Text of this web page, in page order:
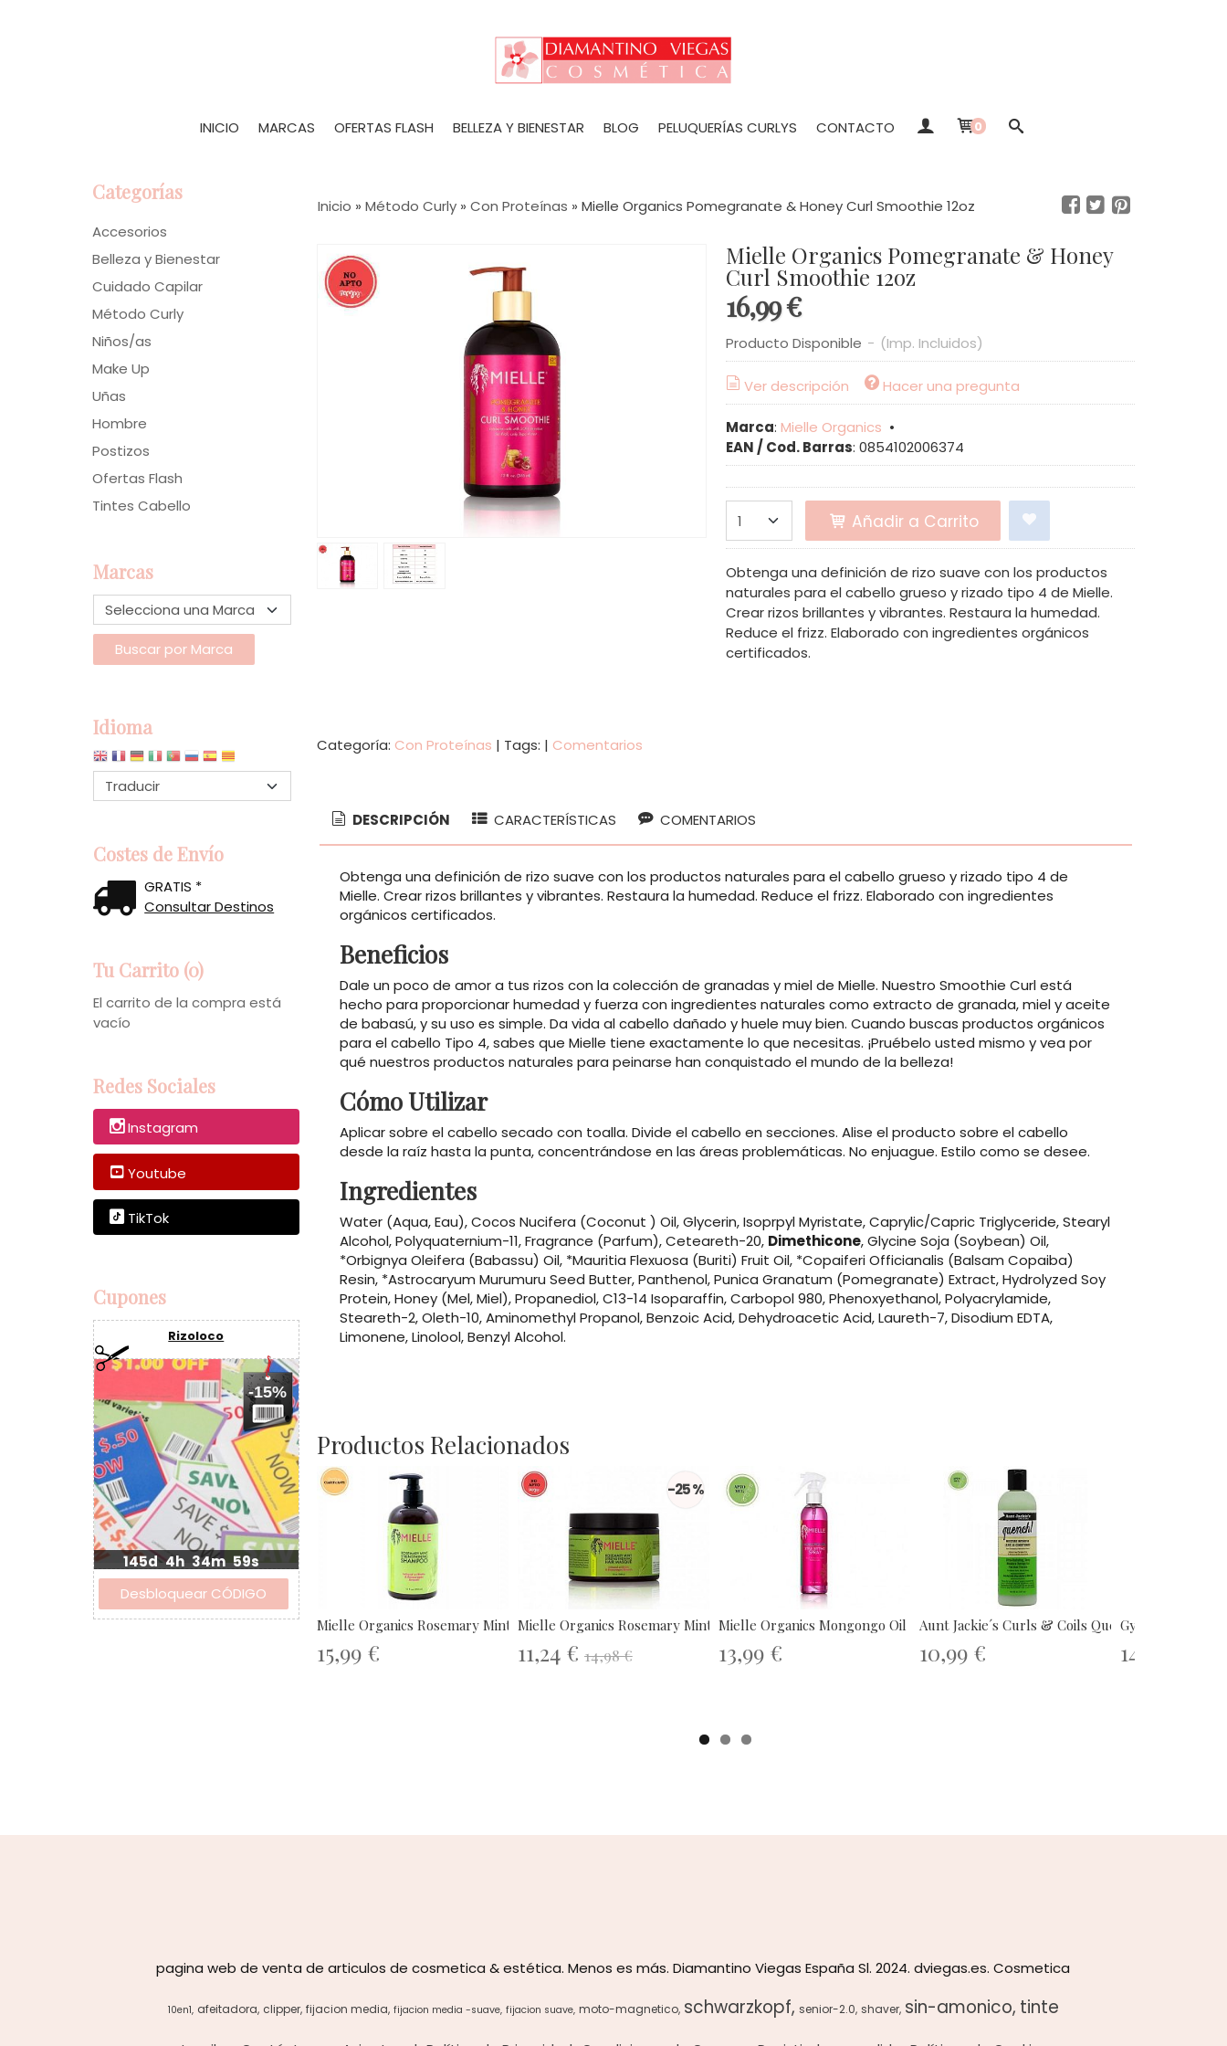
INICIO MARCAS OFERTAS FLASH BELLEZA Y BIENESTAR BLOG PELUQUERÍAS CURLYS CONTACTO 0
Categorías
Accesorios
Belleza y Bienestar
Cuidado Capilar
Método Curly
Niños/as
Make Up
Uñas
Hombre
Postizos
Ofertas Flash
Tintes Cabello
Marcas
Idioma
Costes de Envío
GRATIS *
Consultar Destinos
Tu Carrito (0)
El carrito de la compra está
vacío
Redes Sociales
Instagram
Youtube
TikTok
Cupones
Rizoloco
-15%
145d 4h 34m 59s
Inicio » Método Curly» Con Proteínas » Mielle Organics Pomegranate & Honey Curl Smoothie 12oz
Mielle Organics Pomegranate & Honey
Curl Smoothie 12oz
16,99 €
Producto Disponible - (Imp. Incluidos)
Ver descripción Hacer una pregunta
Marca: Mielle Organics •
EAN / Cod. Barras: 0854102006374
Añadir a Carrito
Obtenga una definición de rizo suave con los productos
naturales para el cabello grueso y rizado tipo 4 de Mielle.
Crear rizos brillantes y vibrantes. Restaura la humedad.
Reduce el frizz. Elaborado con ingredientes orgánicos
certificados.
Categoría: Con Proteínas | Tags: | Comentarios
DESCRIPCIÓN CARACTERÍSTICAS COMENTARIOS
Obtenga una definición de rizo suave con los productos naturales para el cabello grueso y rizado tipo 4 de
Mielle. Crear rizos brillantes y vibrantes. Restaura la humedad. Reduce el frizz. Elaborado con ingredientes
orgánicos certificados.
Beneficios
Dale un poco de amor a tus rizos con la colección de granadas y miel de Mielle. Nuestro Smoothie Curl está
hecho para proporcionar humedad y fuerza con ingredientes naturales como extracto de granada, miel y aceite
de babasú, y su uso es simple. Da vida al cabello dañado y huele muy bien. Cuando buscas productos orgánicos
para el cabello Tipo 4, sabes que Mielle tiene exactamente lo que necesitas. ¡Pruébelo usted mismo y vea por
qué nuestros productos naturales para peinarse han conquistado el mundo de la belleza!
Cómo Utilizar
Aplicar sobre el cabello secado con toalla. Divide el cabello en secciones. Alise el producto sobre el cabello
desde la raíz hasta la punta, concentrándose en las áreas problemáticas. No enjuague. Estilo como se desee.
Ingredientes
Water (Aqua, Eau), Cocos Nucifera (Coconut ) Oil, Glycerin, Isoprpyl Myristate, Caprylic/Capric Triglyceride, Stearyl
Alcohol, Polyquaternium-11, Fragrance (Parfum), Ceteareth-20, Dimethicone, Glycine Soja (Soybean) Oil,
*Orbignya Oleifera (Babassu) Oil, *Mauritia Flexuosa (Buriti) Fruit Oil, *Copaiferi Officianalis (Balsam Copaiba)
Resin, *Astrocaryum Murumuru Seed Butter, Panthenol, Punica Granatum (Pomegranate) Extract, Hydrolyzed Soy
Protein, Honey (Mel, Miel), Propanediol, C13-14 Isoparaffin, Carbopol 980, Phenoxyethanol, Polyacrylamide,
Steareth-2, Oleth-10, Aminomethyl Propanol, Benzoic Acid, Dehydroacetic Acid, Laureth-7, Disodium EDTA,
Limonene, Linolool, Benzyl Alcohol.
Productos Relacionados
Mielle Organics Rosemary Mint...
15,99 €
-25 %
Mielle Organics Rosemary Mint Hair...
11,24 € 14,98 €
Mielle Organics Mongongo Oil Style...
13,99 €
Aunt Jackie´s Curls & Coils Quench...
10,99 €
Gyada Cabello
14,32 €
pagina web de venta de articulos de cosmetica & estética. Menos es más. Diamantino Viegas España Sl. 2024. dviegas.es. Cosmetica
10en1 afeitadora clipper fijacion media fijacion media -suave fijacion suave moto-magnetico schwarzkopf senior-2.0 shaver sin-amonico tinte